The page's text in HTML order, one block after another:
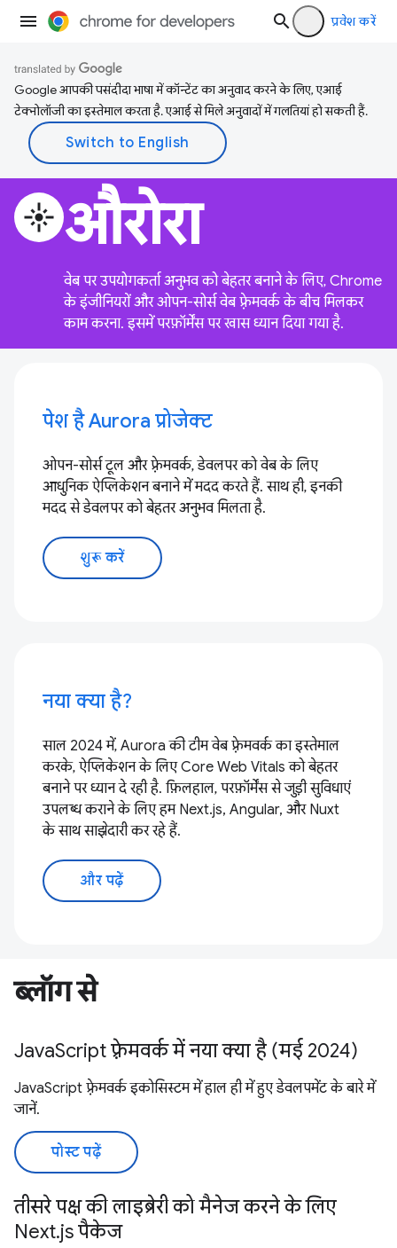
प्रवेश करें
Google आपकी पसंदीदा भाषा में कॉन्टेंट का अनुवाद करने के लिए, एआई
टेक्नोलॉजी का इस्तेमाल करता है. एआई से मिले अनुवादों में गलतियां हो सकती हैं.
flare औरोरा
वेब पर उपयोगकर्ता अनुभव को बेहतर बनाने के लिए, Chrome
के इंजीनियरों और ओपन-सोर्स वेब फ़्रेमवर्क के बीच मिलकर
काम करना. इसमें परफ़ॉर्मेंस पर खास ध्यान दिया गया है.
पेश है Aurora प्रोजेक्ट
ओपन-सोर्स टूल और फ़्रेमवर्क, डेवलपर को वेब के लिए
आधुनिक ऐप्लिकेशन बनाने में मदद करते हैं. साथ ही, इनकी
मदद से डेवलपर को बेहतर अनुभव मिलता है.
शुरू करें
नया क्या है?
साल 2024 में, Aurora की टीम वेब फ़्रेमवर्क का इस्तेमाल
करके, ऐप्लिकेशन के लिए Core Web Vitals को बेहतर
बनाने पर ध्यान दे रही है. फ़िलहाल, परफ़ॉर्मेंस से जुड़ी सुविधाएं
उपलब्ध कराने के लिए हम Next.js, Angular, और Nuxt
के साथ साझेदारी कर रहे हैं.
और पढ़ें
ब्लॉग से
JavaScript फ़्रेमवर्क में नया क्या है (मई 2024)
JavaScript फ़्रेमवर्क इकोसिस्टम में हाल ही में हुए डेवलपमेंट के बारे में
जानें.
पोस्ट पढ़ें
तीसरे पक्ष की लाइब्रेरी को मैनेज करने के लिए
Next.js पैकेज